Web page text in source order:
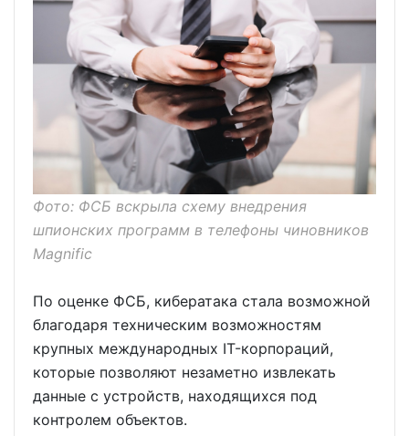
Фото: ФСБ вскрыла схему внедрения
шпионских программ в телефоны чиновников
Magnific
По оценке ФСБ, кибератака стала возможной
благодаря техническим возможностям
крупных международных IT-корпораций,
которые позволяют незаметно извлекать
данные с устройств, находящихся под
контролем объектов.